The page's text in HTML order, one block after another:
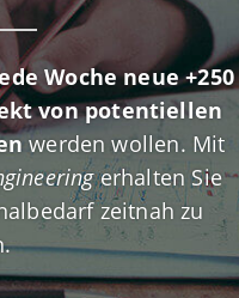
Woche neue +250
von potentiellen
werden wollen. Mit
erhalten Sie
zeitnah zu